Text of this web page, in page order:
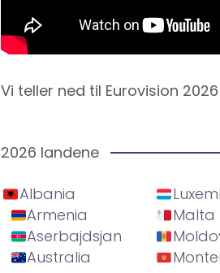
Vi teller ned til Eurovision 2026
2026 landene
Albania
Armenia
Aserbajdsjan
Australia
Malta